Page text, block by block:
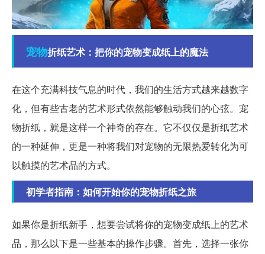
宠物折纸艺术：把你的宠物变成纸上的魔法
在这个充满科技气息的时代，我们的生活方式越来越数字
化，但有些古老的艺术形式依然能够触动我们的心弦。宠
物折纸，就是这样一个神奇的存在。它不仅仅是折纸艺术
的一种延伸，更是一种将我们对宠物的无限热爱转化为可
以触摸的艺术品的方式。
初学者指南：如何开始你的宠物折纸之旅
如果你是折纸新手，想要尝试将你的宠物变成纸上的艺术
品，那么以下是一些基本的操作步骤。首先，选择一张你